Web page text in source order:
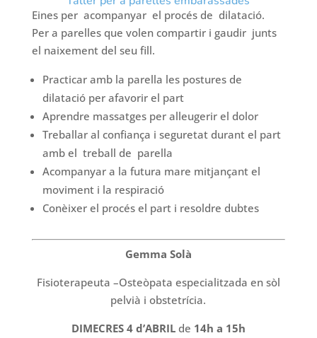
Eines per acompanyar el procés de dilatació.
Per a parelles que volen compartir i gaudir junts
el naixement del seu fill.
Practicar amb la parella les postures de
dilatació per afavorir el part
Aprendre massatges per alleugerir el dolor
Treballar al confiança i seguretat durant el part
amb el treball de parella
Acompanyar a la futura mare mitjançant el
moviment i la respiració
Conèixer el procés el part i resoldre dubtes
Gemma Solà
Fisioterapeuta –Osteòpata especialitzada en sòl
pelvià i obstetrícia.
DIMECRES 4 d’ABRILde 14h a 15h